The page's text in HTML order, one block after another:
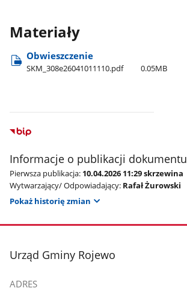
Materiały
Obwieszczenie
SKM​_308e26041011110.pdf 0.05MB
Informacje o publikacji dokumentu
Pierwsza publikacja: 10.04.2026 11:29 skrzewina
Wytwarzający/ Odpowiadający: Rafał Żurowski
Pokaż historię zmian
stopka
Urząd Gminy Rojewo
ADRES